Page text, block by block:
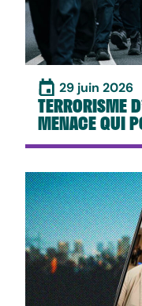
29 juin 2026
TERRORISME
MENACE QUI